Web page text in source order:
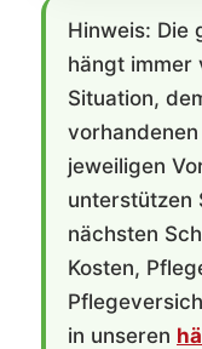
Hinweis: Die
hängt immer
Situation,
jeweiligen
unterstützen
nächsten
Kosten,
in unseren